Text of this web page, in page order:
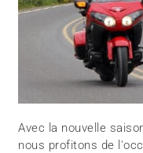
Avec la nouvelle
nous profitons de